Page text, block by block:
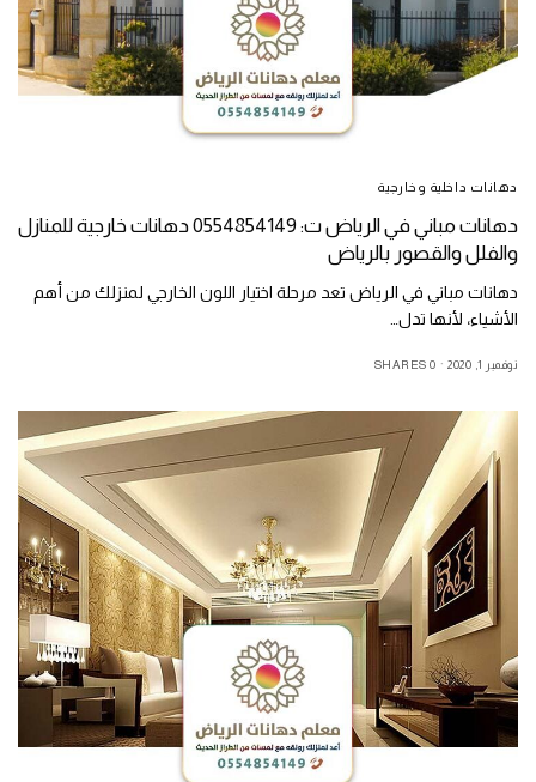
دهانات داخلية وخارجية
دهانات مباني في الرياض ت: 0554854149 دهانات خارجية للمنازل
والفلل والقصور بالرياض
دهانات مباني في الرياض تعد مرحلة اختيار اللون الخارجي لمنزلك من أهم
الأشياء، لأنها تدل…
نوفمبر 1, 2020 0 SHARES